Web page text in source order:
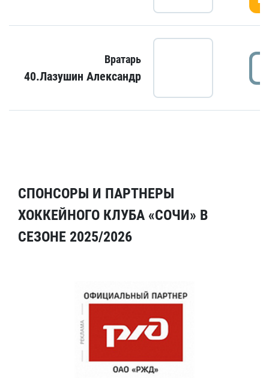
Вратарь
40.Лазушин Александр
СПОНСОРЫ И ПАРТНЕРЫ
ХОККЕЙНОГО КЛУБА «СОЧИ» В
СЕЗОНЕ 2025/2026